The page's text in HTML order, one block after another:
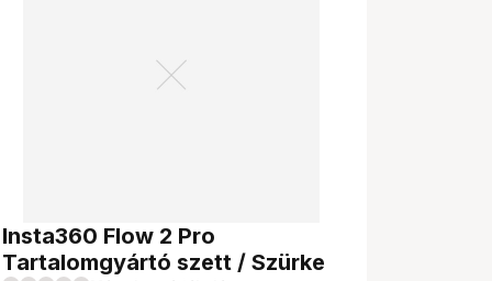
Insta360 Flow 2 Pro
Tartalomgyártó szett / Szürke